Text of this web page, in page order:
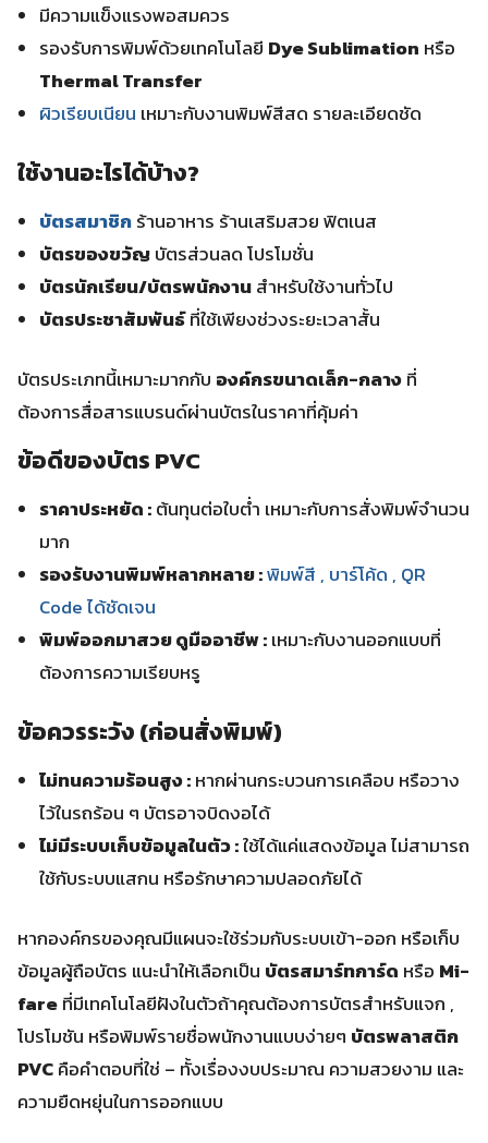
มีความแข็งแรงพอสมควร
รองรับการพิมพ์ด้วยเทคโนโลยี Dye Sublimation หรือ
Thermal Transfer
ผิวเรียบเนียน เหมาะกับงานพิมพ์สีสด รายละเอียดชัด
ใช้งานอะไรได้บ้าง?
บัตรสมาชิกร้านอาหาร ร้านเสริมสวย ฟิตเนส
บัตรของขวัญบัตรส่วนลด โปรโมชั่น
บัตรนักเรียน/บัตรพนักงานสำหรับใช้งานทั่วไป
บัตรประชาสัมพันธ์ที่ใช้เพียงช่วงระยะเวลาสั้น
บัตรประเภทนี้เหมาะมากกับ องค์กรขนาดเล็ก-กลางที่
ต้องการสื่อสารแบรนด์ผ่านบัตรในราคาที่คุ้มค่า
ข้อดีของบัตร PVC
ราคาประหยัด :ต้นทุนต่อใบต่ำ เหมาะกับการสั่งพิมพ์จำนวน
มาก
รองรับงานพิมพ์หลากหลาย :พิมพ์สี , บาร์โค้ด , QR
Code ได้ชัดเจน
พิมพ์ออกมาสวย ดูมืออาชีพ :เหมาะกับงานออกแบบที่
ต้องการความเรียบหรู
ข้อควรระวัง (ก่อนสั่งพิมพ์)
ไม่ทนความร้อนสูง :หากผ่านกระบวนการเคลือบ หรือวาง
ไว้ในรถร้อน ๆ บัตรอาจบิดงอได้
ไม่มีระบบเก็บข้อมูลในตัว :ใช้ได้แค่แสดงข้อมูล ไม่สามารถ
ใช้กับระบบแสกน หรือรักษาความปลอดภัยได้
หากองค์กรของคุณมีแผนจะใช้ร่วมกับระบบเข้า-ออก หรือเก็บ
ข้อมูลผู้ถือบัตร แนะนำให้เลือกเป็น บัตรสมาร์ทการ์ด หรือ Mi-
fareที่มีเทคโนโลยีฝังในตัวถ้าคุณต้องการบัตรสำหรับแจก ,
โปรโมชัน หรือพิมพ์รายชื่อพนักงานแบบง่ายๆ บัตรพลาสติก
PVCคือคำตอบที่ใช่ – ทั้งเรื่องงบประมาณ ความสวยงาม และ
ความยืดหยุ่นในการออกแบบ